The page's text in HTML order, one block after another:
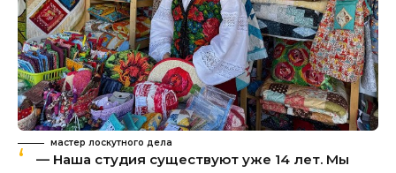
мастер лоскутного дела
— Наша студия существуют уже 14 лет. Мы